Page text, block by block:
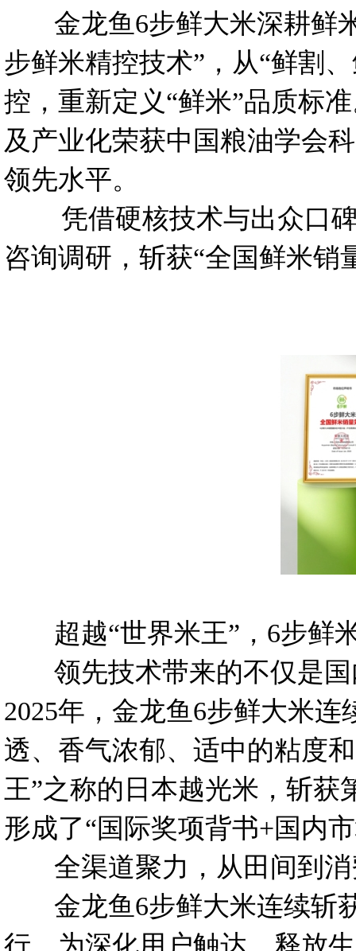
金龙鱼6步鲜大米深耕鲜米
步鲜米精控技术”，从“鲜割
控，重新定义“鲜米”品质标
及产业化荣获中国粮油学会
领先水平。
凭借硬核技术与出众口碑
咨询调研，斩获“全国鲜米销
超越“世界米王”，6步鲜
领先技术带来的不仅是国
2025年，金龙鱼6步鲜大米
透、香气浓郁、适中的粘度
王”之称的日本越光米，斩
形成了“国际奖项背书+国内
全渠道聚力，从田间到消
金龙鱼6步鲜大米连续斩获
行。为深化用户触达、释放